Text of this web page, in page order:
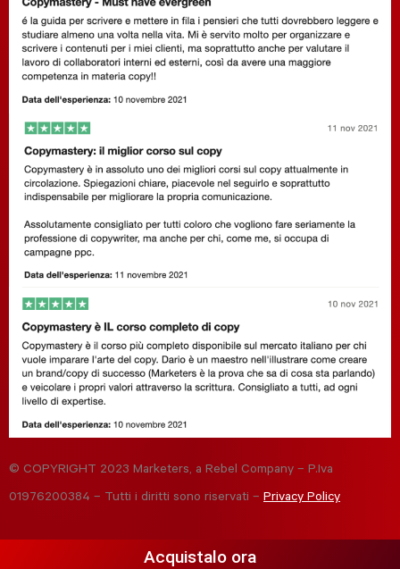
© COPYRIGHT 2023 Marketers, a Rebel Company – P.Iva
01976200384 – Tutti i diritti sono riservati – Privacy Policy
Acquistalo ora